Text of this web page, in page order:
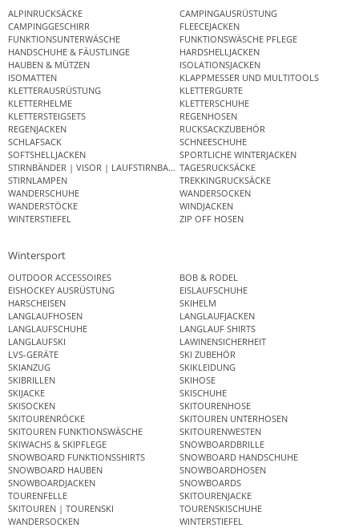
ALPINRUCKSÄCKE
CAMPINGAUSRÜSTUNG
CAMPINGGESCHIRR
FLEECEJACKEN
FUNKTIONSUNTERWÄSCHE
FUNKTIONSWÄSCHE PFLEGE
HANDSCHUHE & FÄUSTLINGE
HARDSHELLJACKEN
HAUBEN & MÜTZEN
ISOLATIONSJACKEN
ISOMATTEN
KLAPPMESSER UND MULTITOOLS
KLETTERAUSRÜSTUNG
KLETTERGURTE
KLETTERHELME
KLETTERSCHUHE
KLETTERSTEIGSETS
REGENHOSEN
REGENJACKEN
RUCKSACKZUBEHÖR
SCHLAFSACK
SCHNEESCHUHE
SOFTSHELLJACKEN
SPORTLICHE WINTERJACKEN
STIRNBÄNDER | VISOR | LAUFSTIRNBANDTAGESRUCKSÄCKE
STIRNLAMPEN
TREKKINGRUCKSÄCKE
WANDERSCHUHE
WANDERSOCKEN
WANDERSTÖCKE
WINDJACKEN
WINTERSTIEFEL
ZIP OFF HOSEN
Wintersport
OUTDOOR ACCESSOIRES
BOB & RODEL
EISHOCKEY AUSRÜSTUNG
EISLAUFSCHUHE
HARSCHEISEN
SKIHELM
LANGLAUFHOSEN
LANGLAUFJACKEN
LANGLAUFSCHUHE
LANGLAUF SHIRTS
LANGLAUFSKI
LAWINENSICHERHEIT
LVS-GERÄTE
SKI ZUBEHÖR
SKIANZUG
SKIKLEIDUNG
SKIBRILLEN
SKIHOSE
SKIJACKE
SKISCHUHE
SKISOCKEN
SKITOURENHOSE
SKITOURENRÖCKE
SKITOUREN UNTERHOSEN
SKITOUREN FUNKTIONSWÄSCHE
SKITOURENWESTEN
SKIWACHS & SKIPFLEGE
SNOWBOARDBRILLE
SNOWBOARD FUNKTIONSSHIRTS
SNOWBOARD HANDSCHUHE
SNOWBOARD HAUBEN
SNOWBOARDHOSEN
SNOWBOARDJACKEN
SNOWBOARDS
TOURENFELLE
SKITOURENJACKE
SKITOUREN | TOURENSKI
TOURENSKISCHUHE
WANDERSOCKEN
WINTERSTIEFEL